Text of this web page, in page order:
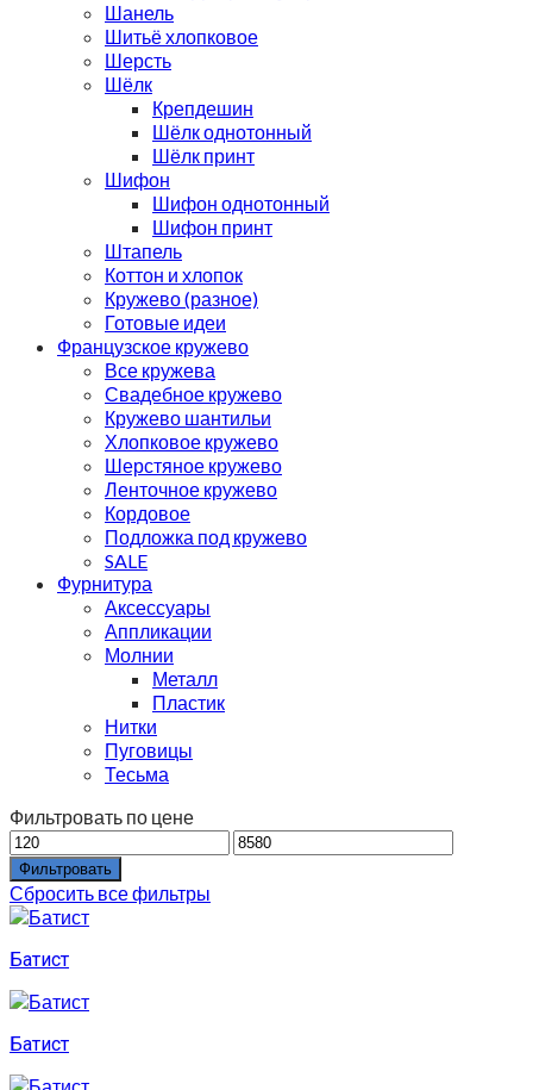
Шанель
Шитьё хлопковое
Шерсть
Шёлк
Крепдешин
Шёлк однотонный
Шёлк принт
Шифон
Шифон однотонный
Шифон принт
Штапель
Коттон и хлопок
Кружево (разное)
Готовые идеи
Французское кружево
Все кружева
Свадебное кружево
Кружево шантильи
Хлопковое кружево
Шерстяное кружево
Ленточное кружево
Кордовое
Подложка под кружево
SALE
Фурнитура
Аксессуары
Аппликации
Молнии
Металл
Пластик
Нитки
Пуговицы
Тесьма
Фильтровать по цене
Фильтровать
Сбросить все фильтры
Батист
Батист